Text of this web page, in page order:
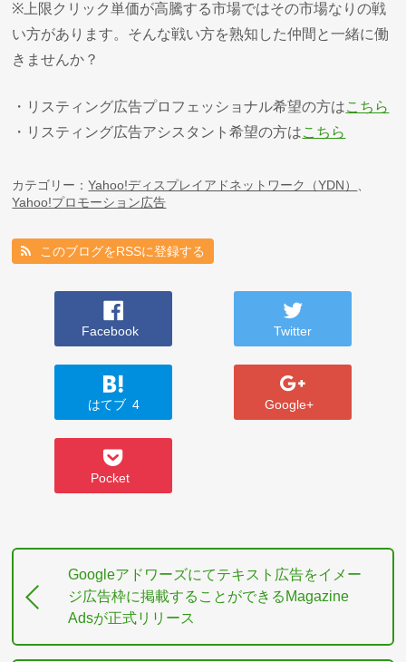
※上限クリック単価が高騰する市場ではその市場なりの戦
い方があります。そんな戦い方を熟知した仲間と一緒に働
きませんか？
・リスティング広告プロフェッショナル希望の方はこちら
・リスティング広告アシスタント希望の方はこちら
カテゴリー：Yahoo!ディスプレイアドネットワーク（YDN）
Yahoo!プロモーション広告
このブログをRSSに登録する
Facebook Twitter
はてブ 4 Google+
Pocket
Googleアドワーズにてテキスト広告をイメー
ジ広告枠に掲載することができるMagazine
Adsが正式リリース